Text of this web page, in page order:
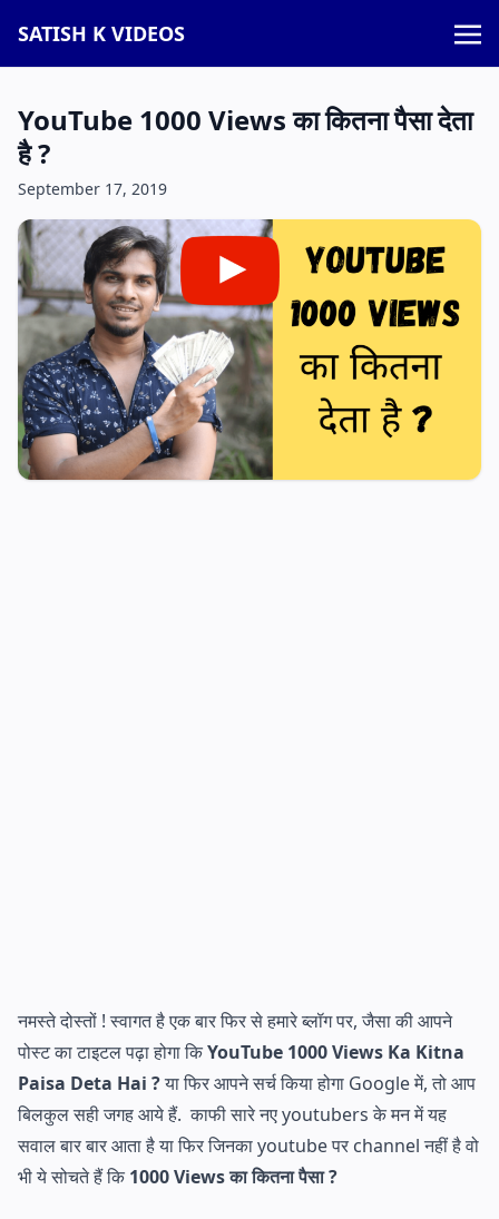
SATISH K VIDEOS
YouTube 1000 Views का कितना पैसा देता
है ?
September 17, 2019
नमस्ते दोस्तों ! स्वागत है एक बार फिर से हमारे ब्लॉग पर, जैसा की आपने
पोस्ट का टाइटल पढ़ा होगा किYouTube 1000 Views Ka Kitna
Paisa Deta Hai ?या फिर आपने सर्च किया होगा Google में, तो आप
बिलकुल सही जगह आये हैं. काफी सारे नए youtubers के मन में यह
सवाल बार बार आता है या फिर जिनका youtube पर channel नहीं है वो
भी ये सोचते हैं कि 1000 Views का कितना पैसा ?